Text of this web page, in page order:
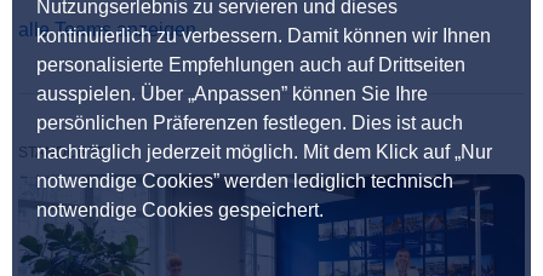
Nutzungserlebnis zu servieren und dieses
kontinuierlich zu verbessern. Damit können wir Ihnen
personalisierte Empfehlungen auch auf Drittseiten
ausspielen. Über „Anpassen” können Sie Ihre
persönlichen Präferenzen festlegen. Dies ist auch
nachträglich jederzeit möglich. Mit dem Klick auf „Nur
notwendige Cookies” werden lediglich technisch
notwendige Cookies gespeichert.
alle Teams anzeigen
STANDORTE